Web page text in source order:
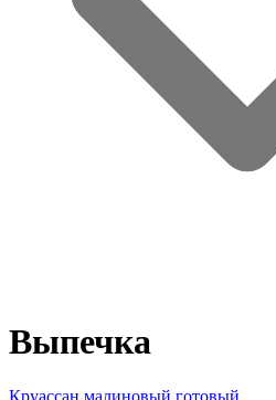
Выпечка
Круассан малиновый готовый